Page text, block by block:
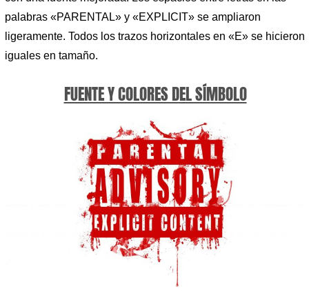
palabras «PARENTAL» y «EXPLICIT» se ampliaron
ligeramente. Todos los trazos horizontales en «E» se hicieron
iguales en tamaño.
FUENTE Y COLORES DEL SÍMBOLO